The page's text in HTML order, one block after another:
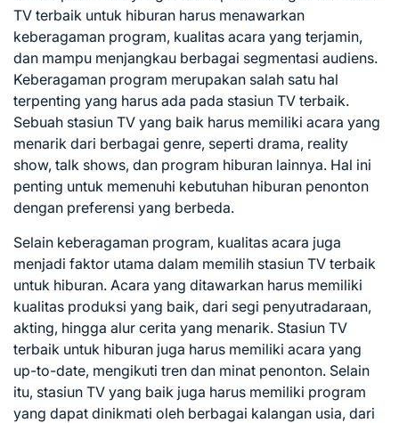
TV terbaik untuk hiburan harus menawarkan
keberagaman program, kualitas acara yang terjamin,
dan mampu menjangkau berbagai segmentasi audiens.
Keberagaman program merupakan salah satu hal
terpenting yang harus ada pada stasiun TV terbaik.
Sebuah stasiun TV yang baik harus memiliki acara yang
menarik dari berbagai genre, seperti drama, reality
show, talk shows, dan program hiburan lainnya. Hal ini
penting untuk memenuhi kebutuhan hiburan penonton
dengan preferensi yang berbeda.
Selain keberagaman program, kualitas acara juga
menjadi faktor utama dalam memilih stasiun TV terbaik
untuk hiburan. Acara yang ditawarkan harus memiliki
kualitas produksi yang baik, dari segi penyutradaraan,
akting, hingga alur cerita yang menarik. Stasiun TV
terbaik untuk hiburan juga harus memiliki acara yang
up-to-date, mengikuti tren dan minat penonton. Selain
itu, stasiun TV yang baik juga harus memiliki program
yang dapat dinikmati oleh berbagai kalangan usia, dari